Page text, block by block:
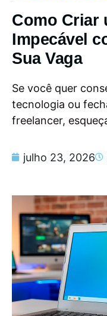
Como Criar
Impecável
Sua Vaga
Se você quer
tecnologia ou
freelancer,
julho 23, 2026